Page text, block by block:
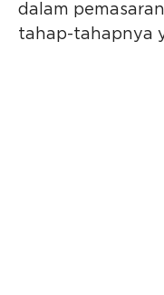
dalam
tahap-tahapnya